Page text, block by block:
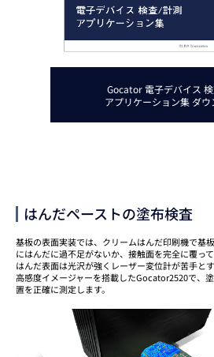
Gocator 電子デバイス
アプリケーション集 ダウ
はんだペーストの塗布検査
基板の表面実装では、クリームはんだ印刷機で基
にはんだに過不足がないか、接触面を完全に覆って
はんだ表面は光沢が強くレーザー変位計が苦手と
高感度イメージャーを搭載したGocator2520で、
置を正確に測定します。